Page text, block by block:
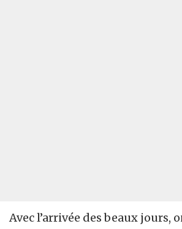
Avec l’arrivée des beaux jours,